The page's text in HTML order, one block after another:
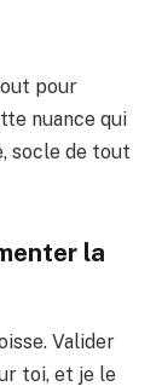
pour
nuance qui
socle de tout
la
Valider
toi, et je le